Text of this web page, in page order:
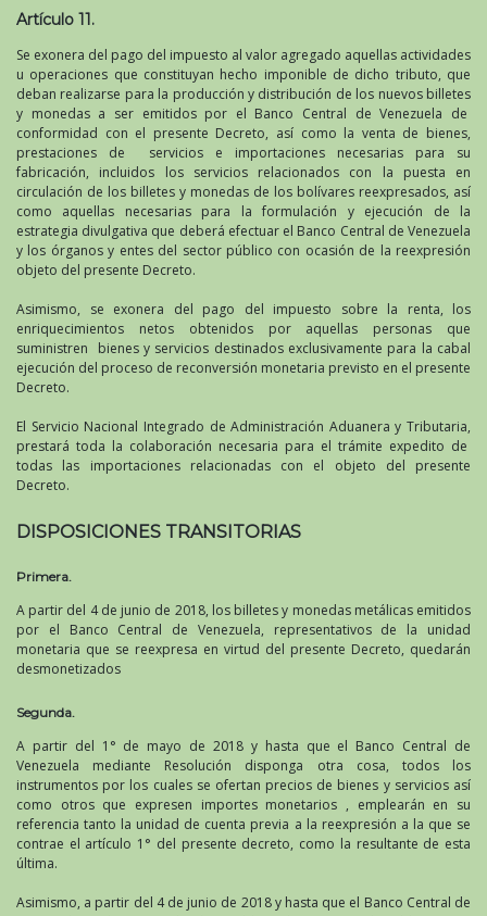
Artículo 11.
Se exonera del pago del impuesto al valor agregado aquellas actividades
u operaciones que constituyan hecho imponible de dicho tributo, que
deban realizarse para la producción y distribución de los nuevos billetes
y monedas a ser emitidos por el Banco Central de Venezuela de
conformidad con el presente Decreto, así como la venta de bienes,
prestaciones de servicios e importaciones necesarias para su
fabricación, incluidos los servicios relacionados con la puesta en
circulación de los billetes y monedas de los bolívares reexpresados, así
como aquellas necesarias para la formulación y ejecución de la
estrategia divulgativa que deberá efectuar el Banco Central de Venezuela
y los órganos y entes del sector público con ocasión de la reexpresión
objeto del presente Decreto.
Asimismo, se exonera del pago del impuesto sobre la renta, los
enriquecimientos netos obtenidos por aquellas personas que
suministren bienes y servicios destinados exclusivamente para la cabal
ejecución del proceso de reconversión monetaria previsto en el presente
Decreto.
El Servicio Nacional Integrado de Administración Aduanera y Tributaria,
prestará toda la colaboración necesaria para el trámite expedito de
todas las importaciones relacionadas con el objeto del presente
Decreto.
DISPOSICIONES TRANSITORIAS
Primera.
A partir del 4 de junio de 2018, los billetes y monedas metálicas emitidos
por el Banco Central de Venezuela, representativos de la unidad
monetaria que se reexpresa en virtud del presente Decreto, quedarán
desmonetizados
Segunda.
A partir del 1° de mayo de 2018 y hasta que el Banco Central de
Venezuela mediante Resolución disponga otra cosa, todos los
instrumentos por los cuales se ofertan precios de bienes y servicios así
como otros que expresen importes monetarios , emplearán en su
referencia tanto la unidad de cuenta previa a la reexpresión a la que se
contrae el artículo 1° del presente decreto, como la resultante de esta
última.
Asimismo, a partir del 4 de junio de 2018 y hasta que el Banco Central de